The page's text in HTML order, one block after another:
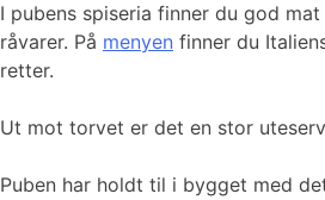
I pubens spiseria finner du god
råvarer. På menyen finner du
retter.
Ut mot torvet er det en stor
Puben har holdt til i bygget med